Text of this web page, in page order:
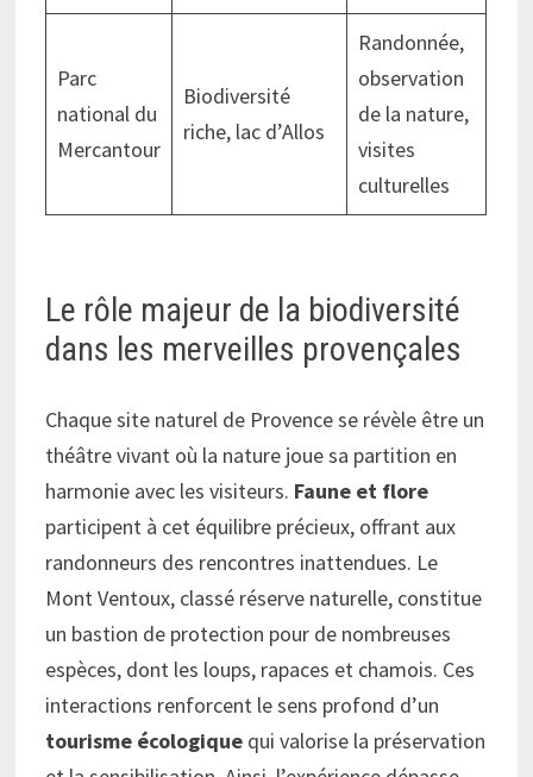
Parc
national du
Mercantour
Biodiversité
riche, lac d’Allos
Randonnée,
observation
de la nature,
visites
culturelles
Le rôle majeur de la biodiversité
dans les merveilles provençales
Chaque site naturel de Provence se révèle être un
théâtre vivant où la nature joue sa partition en
harmonie avec les visiteurs. Faune et flore
participent à cet équilibre précieux, offrant aux
randonneurs des rencontres inattendues. Le
Mont Ventoux, classé réserve naturelle, constitue
un bastion de protection pour de nombreuses
espèces, dont les loups, rapaces et chamois. Ces
interactions renforcent le sens profond d’un
tourisme écologique qui valorise la préservation